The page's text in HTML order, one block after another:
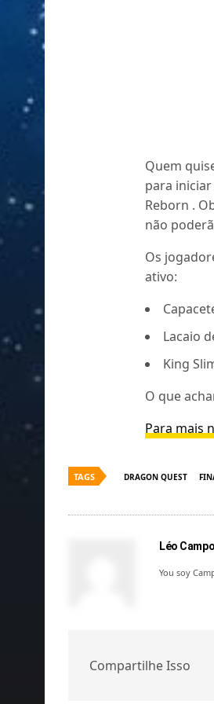
Quem
para iniciar
Reborn .
não
Os
ativo:
Lacaio
King
O que
Para mais
TAGS DRAGON QUEST
Léo
You soy
Compartilhe Isso